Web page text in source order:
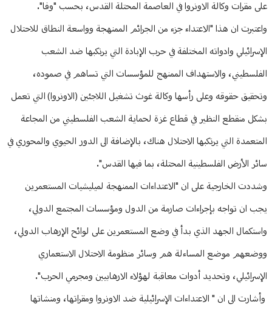
على مقرات وكالة الاونروا في العاصمة المحتلة القدس، بحسب "وفا".
واعتبرت ان هذا "الاعتداء جزء من الجرائم الممنهجة وواسعة النطاق للاحتلال
الإسرائيلي وادواته المختلفة في حرب الإبادة التي يرتكبها ضد الشعب
الفلسطيني، والاستهداف الممنهج للمؤسسات التي تساهم في صموده،
وتحقيق حقوقه وعلى رأسها وكالة غوث تشغيل اللاجئين (الاونروا) التي تعمل
بشكل منقطع النظير في قطاع غزة لحماية الشعب الفلسطيني من المجاعة
المتعمدة التي يرتكبها الاحتلال هناك، بالإضافة الى الدور الحيوي والمحوري في
سائر الأرض الفلسطينية المحتلة، بما فيها القدس".
وشددت الخارجية على ان "الاعتداءات الممنهجة لميليشيات المستعمرين
يجب ان تواجه بإجراءات صارمة من الدول ومؤسسات المجتمع الدولي،
واستكمال الجهد الذي بدأ في وضع المستعمرين على لوائح الإرهاب الدولي،
ووضعهم موضع المساءلة هم وسائر منظومة الاحتلال الاستعماري
الإسرائيلي، وتحديد أدوات معاقبة لهؤلاء الارهابيين ومجرمي الحرب".
وأشارت الى ان " الاعتداءات الإسرائيلية ضد الاونروا ومقراتها، ومنشاتها